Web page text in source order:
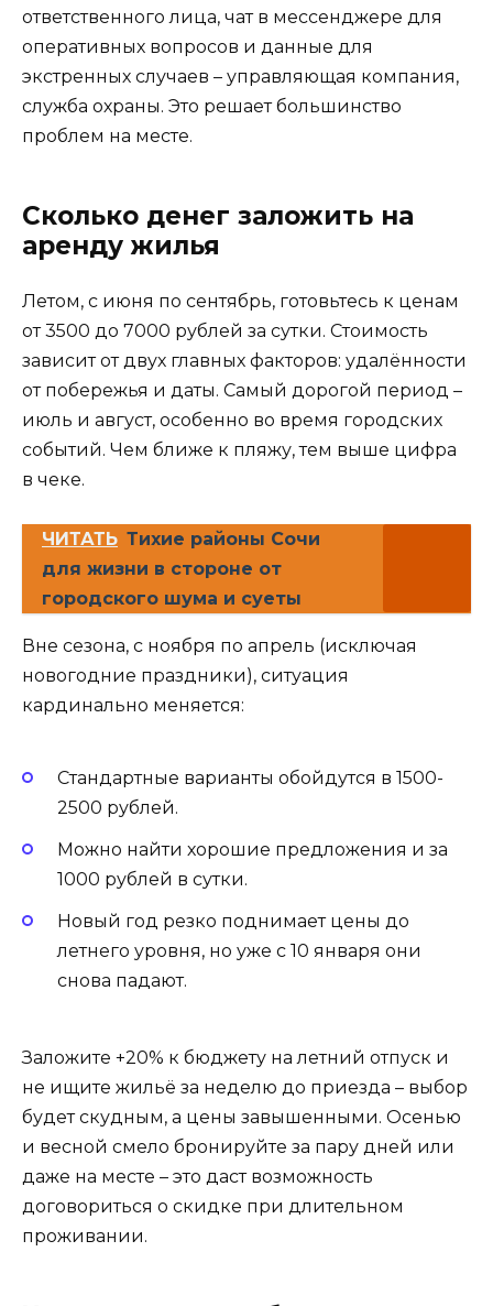
ответственного лица, чат в мессенджере для
оперативных вопросов и данные для
экстренных случаев – управляющая компания,
служба охраны. Это решает большинство
проблем на месте.
Сколько денег заложить на
аренду жилья
Летом, с июня по сентябрь, готовьтесь к ценам
от 3500 до 7000 рублей за сутки. Стоимость
зависит от двух главных факторов: удалённости
от побережья и даты. Самый дорогой период –
июль и август, особенно во время городских
событий. Чем ближе к пляжу, тем выше цифра
в чеке.
ЧИТАТЬ Тихие районы Сочи
для жизни в стороне от
городского шума и суеты
Вне сезона, с ноября по апрель (исключая
новогодние праздники), ситуация
кардинально меняется:
Стандартные варианты обойдутся в 1500-
2500 рублей.
Можно найти хорошие предложения и за
1000 рублей в сутки.
Новый год резко поднимает цены до
летнего уровня, но уже с 10 января они
снова падают.
Заложите +20% к бюджету на летний отпуск и
не ищите жильё за неделю до приезда – выбор
будет скудным, а цены завышенными. Осенью
и весной смело бронируйте за пару дней или
даже на месте – это даст возможность
договориться о скидке при длительном
проживании.